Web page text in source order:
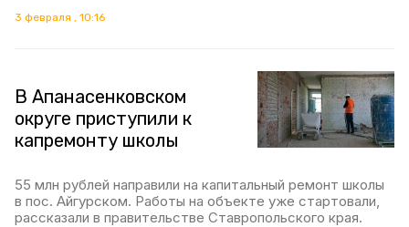
3 февраля , 10:16
В Апанасенковском
округе приступили к
капремонту школы
55 млн рублей направили на капитальный ремонт школы
в пос. Айгурском. Работы на объекте уже стартовали,
рассказали в правительстве Ставропольского края.